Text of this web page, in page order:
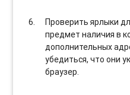
Проверить ярлыки
предмет наличия в
дополнительных
убедиться, что они
браузер.